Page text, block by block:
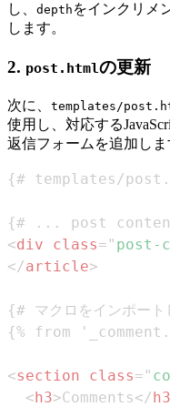
し、 depth をインクリメ
します。
2. post.htmlの更新
次に、 templates/
使用し、対応する
返信フォームを追加しま
<div class= " post-
</article>
<section class= "
<h3>Comments</h3